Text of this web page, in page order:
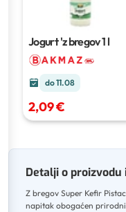
Jogurt 'z bregov1 l
do 11.08
2,09 €
Detalji o proizvodu
Z bregov Super Kefir
napitak obogaćen